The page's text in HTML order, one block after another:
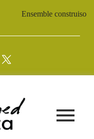
Ensemble